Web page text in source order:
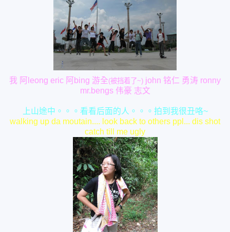
我 阿leong eric 阿bing 游全(被挡着了~) john 铭仁 勇涛 ronny
mr.bengs 伟豪 志文
上山途中。。。看看后面的人。。。拍到我很丑咯~
walking up da moutain.... look back to others ppl... dis shot
catch till me ugly